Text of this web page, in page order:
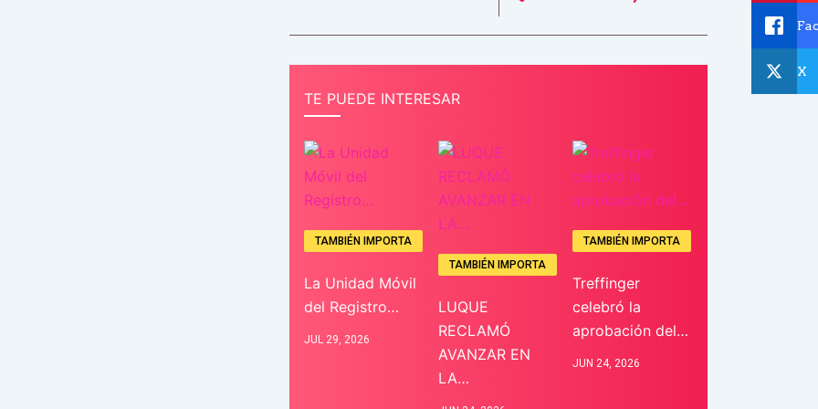
TE PUEDE INTERESAR
TAMBIÉN IMPORTA
La Unidad Móvil
del Registro…
JUL 29, 2026
TAMBIÉN IMPORTA
LUQUE
RECLAMÓ
AVANZAR EN
LA…
TAMBIÉN IMPORTA
Treffinger
celebró la
aprobación del…
JUN 24, 2026
X